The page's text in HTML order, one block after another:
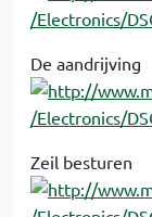
De aandrijving
Zeil besturen